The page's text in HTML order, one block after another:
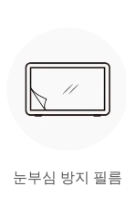
눈부심 방지 필름